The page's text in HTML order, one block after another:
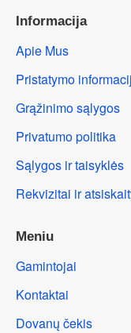
Informacija
Apie Mus
Pristatymo
Grąžinimo sąlygos
Privatumo politika
Sąlygos ir taisyklės
Rekvizitai ir
Meniu
Gamintojai
Kontaktai
Dovanų čekis